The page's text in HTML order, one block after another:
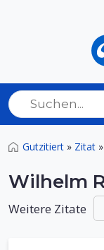
Gutzitiert » Zitat »
Wilhelm
Weitere Zitate